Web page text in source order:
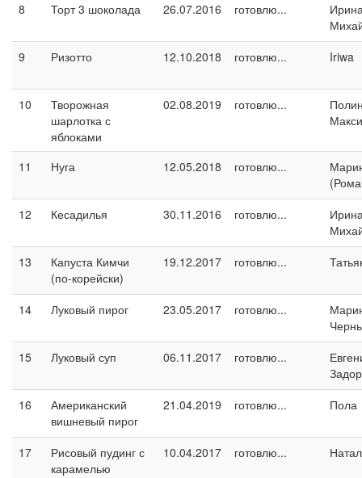
8 Торт 3 шоколада 26.07.2016 готовлю...
9
Ризотто 12.10.2018 готовлю... Iriwa
10
Творожная
шарлотка с
яблоками
02.08.2019 готовлю...
11 Нуга 12.05.2018 готовлю...
12
Кесадилья 30.11.2016 готовлю...
13
Капуста Кимчи
(по-корейски)
19.12.2017 готовлю...
14 Луковый пирог 23.05.2017 готовлю...
15
Луковый суп 06.11.2017 готовлю...
16
Американский
вишневый пирог
21.04.2019 готовлю... Пола
17
Рисовый пудинг с
карамелью
10.04.2017 готовлю...